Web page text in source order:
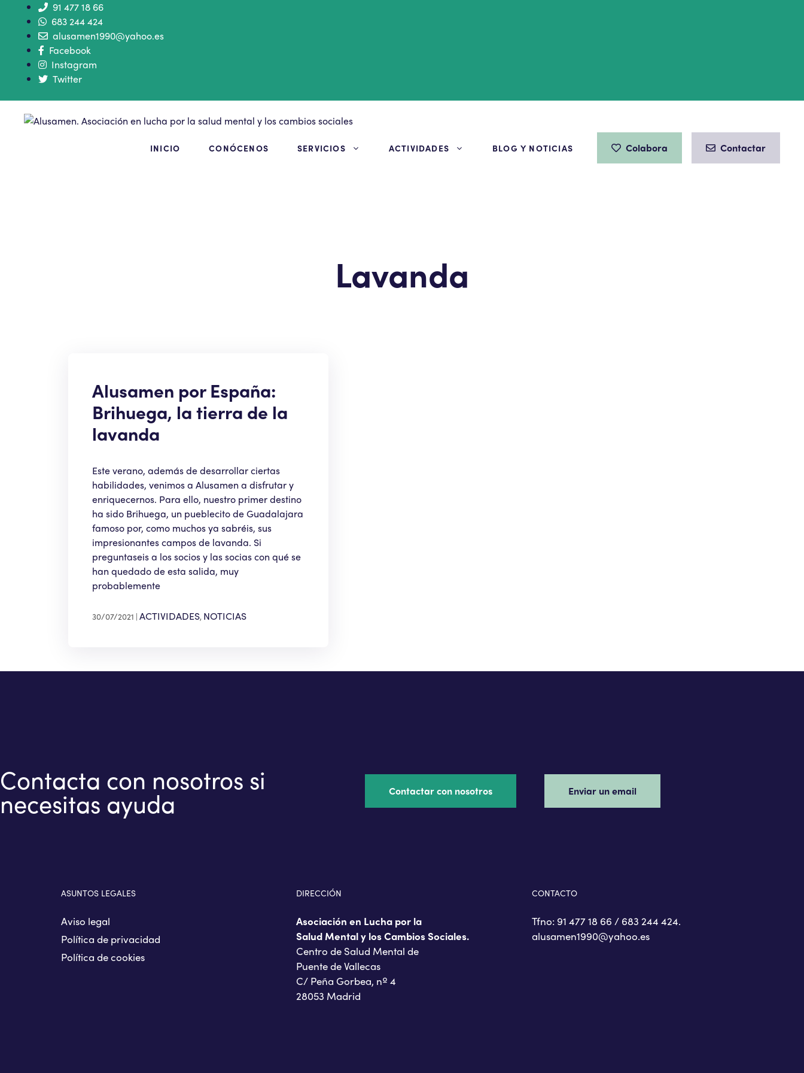
91 477 18 66
683 244 424
alusamen1990@yahoo.es
Facebook
Instagram
Twitter
INICIO CONÓCENOS SERVICIOS ACTIVIDADES BLOG Y NOTICIAS Colabora Contactar
Lavanda
Alusamen por España:
Brihuega, la tierra de la
lavanda
Este verano, además de desarrollar ciertas
habilidades, venimos a Alusamen a disfrutar y
enriquecernos. Para ello, nuestro primer destino
ha sido Brihuega, un pueblecito de Guadalajara
famoso por, como muchos ya sabréis, sus
impresionantes campos de lavanda. Si
preguntaseis a los socios y las socias con qué se
han quedado de esta salida, muy
probablemente
30/07/2021 ACTIVIDADES, NOTICIAS
Contacta con nosotros si
necesitas ayuda Contactar con nosotros Enviar un email
ASUNTOS LEGALES
Aviso legal
Política de privacidad
Política de cookies
DIRECCIÓN
Asociación en Lucha por la
Salud Mental y los Cambios Sociales.
Centro de Salud Mental de
Puente de Vallecas
C/ Peña Gorbea, nº 4
28053 Madrid
CONTACTO
Tfno: 91 477 18 66 / 683 244 424.
alusamen1990@yahoo.es